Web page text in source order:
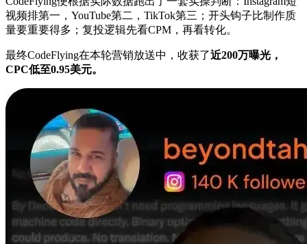
视频排第一，YouTube第二，TikTok第三；开头钩子比制作质
量要重要得多；复投逻辑先看CPM，再看转化。
最终CodeFlying在本轮营销放送中，收获了近200万曝光，
CPC低至0.95美元。